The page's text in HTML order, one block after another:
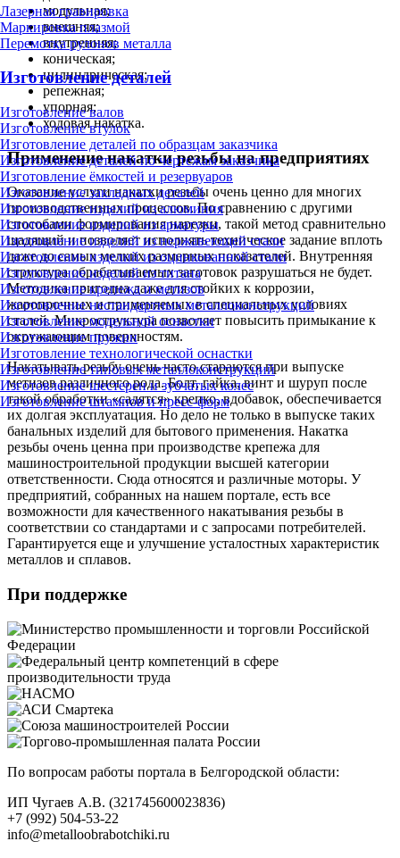
Лазерная гравировка
Маркировка плазмой
Перемотка рулонов металла
Изготовление деталей
Изготовление валов
Изготовление втулок
Изготовление деталей по образцам заказчика
Изготовление деталей по чертежам заказчика
Изготовление ёмкостей и резервуаров
Изготовление закладных деталей
Изготовление изделий из алюминия
Изготовление изделий из арматуры
Изготовление изделий из нержавеющей стали
Изготовление изделий из оцинкованной стали
Изготовление изделий из титана
Изготовление крепежа и метизов
Изготовление нестандартных металлоконструкций
Изготовление модельной оснастки
Изготовление пружин
Изготовление технологической оснастки
Изготовление типовых металлоконструкций
Изготовление шестерен и зубчатых колес
Изготовление штампов и пресс-форм
модульная;
внешняя;
внутренняя;
коническая;
цилиндрическая;
репежная;
упорная;
ходовая накатка.
Применение накатки резьбы на предприятиях
Оказание услуги накатки резьбы очень ценно для многих
производственных процессов. По сравнению с другими
способами формирования нарезки, такой метод сравнительно
щадящий и позволяет исполнять техническое задание вплоть
даже до самых мелких размерных показателей. Внутренняя
структура обрабатываемых заготовок разрушаться не будет.
Методика пригодна даже для стойких к коррозии,
жаропрочных и применяемых в специальных условиях
сталей. Микроструктура позволяет повысить примыкание к
окружающим поверхностям.
Накатывать резьбу очень часто стараются при выпуске
метизов различного рода. Болт, гайка, винт и шуруп после
такой обработки «садятся» крепко, вдобавок, обеспечивается
их долгая эксплуатация. Но дело не только в выпуске таких
банальных изделий для бытового применения. Накатка
резьбы очень ценна при производстве крепежа для
машиностроительной продукции высшей категории
ответственности. Сюда относятся и различные моторы. У
предприятий, собранных на нашем портале, есть все
возможности для качественного накатывания резьбы в
соответствии со стандартами и с запросами потребителей.
Гарантируется еще и улучшение усталостных характеристик
металлов и сплавов.
При поддержке
По вопросам работы портала в Белгородской области:
ИП Чугаев А.В. (321745600023836)
+7 (992) 504-53-22
info@metalloobrabotchiki.ru